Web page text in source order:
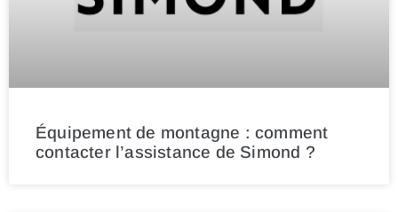
Équipement de montagne : comment
contacter l’assistance de Simond ?